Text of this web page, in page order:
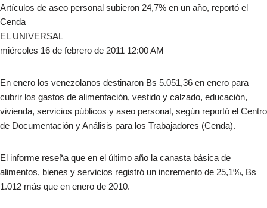
Artículos de aseo personal subieron 24,7% en un año, reportó el
Cenda
EL UNIVERSAL
miércoles 16 de febrero de 2011 12:00 AM
En enero los venezolanos destinaron Bs 5.051,36 en enero para
cubrir los gastos de alimentación, vestido y calzado, educación,
vivienda, servicios públicos y aseo personal, según reportó el Centro
de Documentación y Análisis para los Trabajadores (Cenda).
El informe reseña que en el último año la canasta básica de
alimentos, bienes y servicios registró un incremento de 25,1%, Bs
1.012 más que en enero de 2010.